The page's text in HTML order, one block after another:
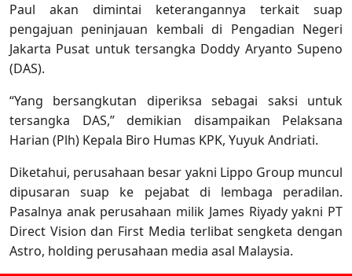
Paul akan dimintai keterangannya terkait suap
pengajuan peninjauan kembali di Pengadian Negeri
Jakarta Pusat untuk tersangka Doddy Aryanto Supeno
(DAS).
“Yang bersangkutan diperiksa sebagai saksi untuk
tersangka DAS,” demikian disampaikan Pelaksana
Harian (Plh) Kepala Biro Humas KPK, Yuyuk Andriati.
Diketahui, perusahaan besar yakni Lippo Group muncul
dipusaran suap ke pejabat di lembaga peradilan.
Pasalnya anak perusahaan milik James Riyady yakni PT
Direct Vision dan First Media terlibat sengketa dengan
Astro, holding perusahaan media asal Malaysia.